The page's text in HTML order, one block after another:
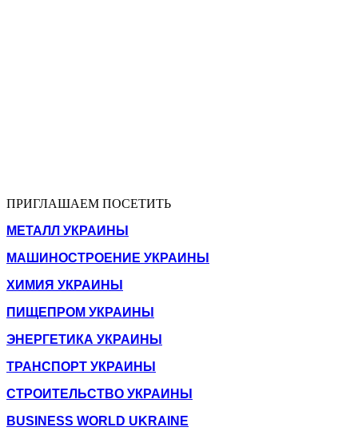
ПРИГЛАШАЕМ ПОСЕТИТЬ
МЕТАЛЛ УКРАИНЫ
МАШИНОСТРОЕНИЕ УКРАИНЫ
ХИМИЯ УКРАИНЫ
ПИЩЕПРОМ УКРАИНЫ
ЭНЕРГЕТИКА УКРАИНЫ
ТРАНСПОРТ УКРАИНЫ
СТРОИТЕЛЬСТВО УКРАИНЫ
BUSINESS WORLD UKRAINE